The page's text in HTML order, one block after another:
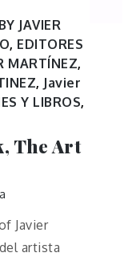
JAVIER
, EDITORES
MARTÍNEZ,
, Javier
Y LIBROS,
The Art
Javier
artista